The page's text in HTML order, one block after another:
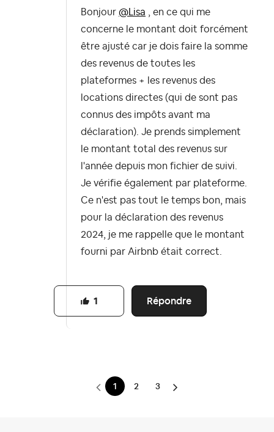
Bonjour @Lisa , en ce qui me
concerne le montant doit forcément
être ajusté car je dois faire la somme
des revenus de toutes les
plateformes + les revenus des
locations directes (qui de sont pas
connus des impôts avant ma
déclaration). Je prends simplement
le montant total des revenus sur
l'année depuis mon fichier de suivi.
Je vérifie également par plateforme.
Ce n'est pas tout le temps bon, mais
pour la déclaration des revenus
2024, je me rappelle que le montant
fourni par Airbnb était correct.
Répondre
1
1 2 3